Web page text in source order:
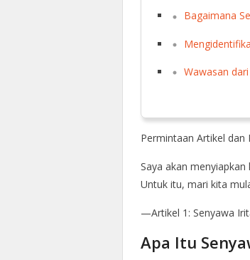
Bagaimana
Wawasan
Permintaan Artikel dan
Saya akan
Untuk itu, mari kita
—Artikel 1: Senyawa
Apa Itu